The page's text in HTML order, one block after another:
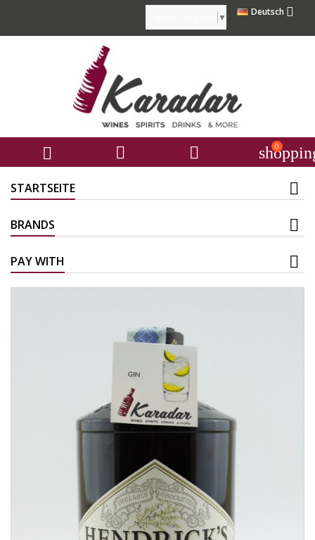
Deutsch 
▼
   0
STARTSEITE
BRANDS
PAY WITH